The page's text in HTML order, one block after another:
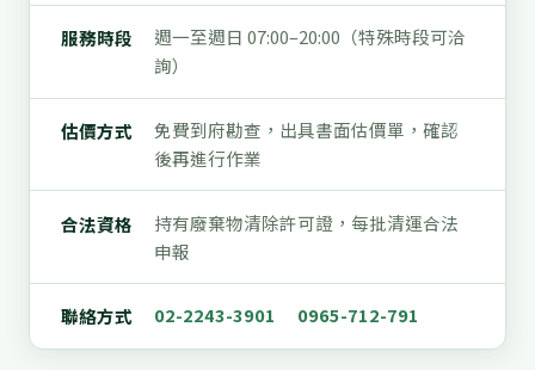
服務時段
週一至週日 07:00–20:00（特殊時段可洽
詢）
估價方式
免費到府勘查，出具書面估價單，確認
後再進行作業
合法資格
持有廢棄物清除許可證，每批清運合法
申報
聯絡方式 02-2243-3901 0965-712-791